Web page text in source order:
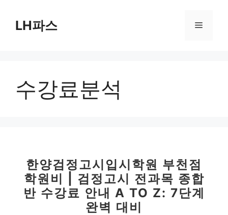
LH파스 메
수강료분석
한양검정고시입시학원 부천점
학원비 | 검정고시 전과목 종합
반 수강료 안내 A TO Z: 7단계
완벽 대비